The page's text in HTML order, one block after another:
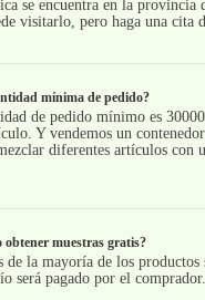
se encuentra en la provincia
visitarlo, pero haga una cita
mínima de pedido?
de pedido mínimo es
Y vendemos un
diferentes artículos con
obtener muestras gratis?
de la mayoría de los
será pagado por el comprador.